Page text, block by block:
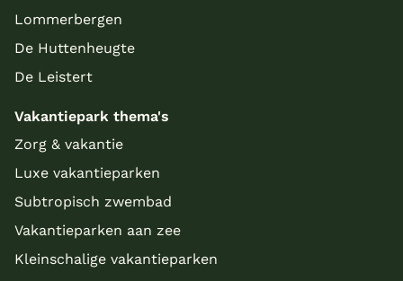
Lommerbergen
De Huttenheugte
De Leistert
Vakantiepark thema's
Zorg & vakantie
Luxe vakantieparken
Subtropisch zwembad
Vakantieparken aan zee
Kleinschalige vakantieparken